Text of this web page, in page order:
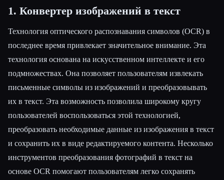
1. Конвертер изображений в текст
Технология оптического распознавания символов (OCR) в
последнее время привлекает значительное внимание. Эта
технология основана на искусственном интеллекте и его
подмножествах. Она позволяет пользователям извлекать
письменные символы из изображений и преобразовывать
их в текст. Эта возможность позволила широкому кругу
пользователей воспользоваться этой технологией,
преобразовать необходимые данные из изображения в текст
и сохранить их в виде редактируемого контента. Несколько
инструментов преобразования фотографий в текст на
основе OCR помогают пользователям легко сохранять